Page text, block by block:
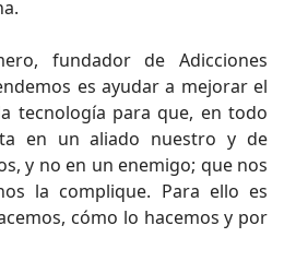
fundador de Adicciones
es ayudar a mejorar el
tecnología para que, en todo
en un aliado nuestro y de
y no en un enemigo; que nos
la complique. Para ello es
cómo lo hacemos y por